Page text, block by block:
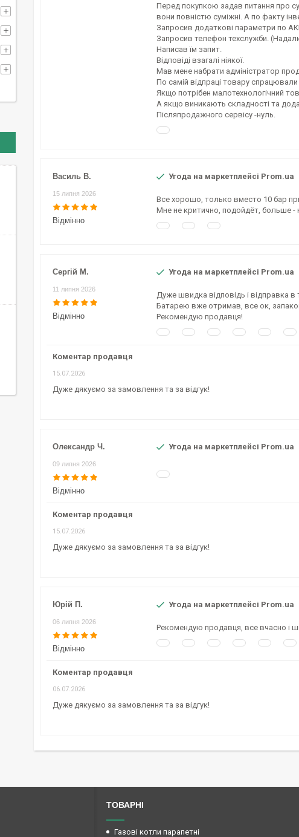
Перед покупкою задав питання про
вони повністю суміжні. А по факту
Запросив додаткові параметри по
Запросив телефон техслужби.
Написав їм запит.
Відповіді взагалі ніякої.
Мав мене набрати адміністратор
По самій відпраці товару
Якщо потрібен малотехнологічний
А якщо виникають складності та
Післяпродажного сервісу -нуль.
Василь В.
15 липня 2026
Відмінно
Угода на маркетплейсі Prom.ua
Все хорошо, только вместо 10 бар
Мне не критично, подойдёт, больше -
Сергій М.
11 липня 2026
Відмінно
Угода на маркетплейсі Prom.ua
Дуже швидка відповідь і відправка в
Батарею вже отримав, все ок,
Рекомендую продавця!
Коментар продавця
15.07.2026
Дуже дякуємо за замовлення та за відгук!
Олександр Ч.
09 липня 2026
Відмінно
Угода на маркетплейсі Prom.ua
Коментар продавця
15.07.2026
Дуже дякуємо за замовлення та за відгук!
Юрій П.
06 липня 2026
Відмінно
Угода на маркетплейсі Prom.ua
Рекомендую продавця, все вчасно і
Коментар продавця
06.07.2026
Дуже дякуємо за замовлення та за відгук!
ТОВАРНІ
Газові котли парапетні